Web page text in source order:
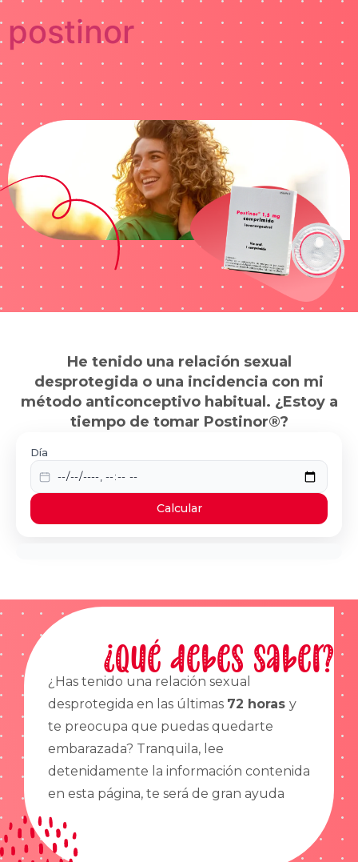
postinor
He tenido una relación sexual
desprotegida o una incidencia con mi
método anticonceptivo habitual. ¿Estoy a
tiempo de tomar Postinor®?
Día
Calcular
¿Qué debes saber?
¿Has tenido una relación sexual
desprotegida en las últimas 72 horas y
te preocupa que puedas quedarte
embarazada? Tranquila, lee
detenidamente la información contenida
en esta página, te será de gran ayuda